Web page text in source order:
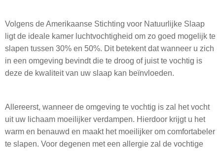
Volgens de Amerikaanse Stichting voor Natuurlijke Slaap
ligt de ideale kamer luchtvochtigheid om zo goed mogelijk te
slapen tussen 30% en 50%. Dit betekent dat wanneer u zich
in een omgeving bevindt die te droog of juist te vochtig is
deze de kwaliteit van uw slaap kan beïnvloeden.
Allereerst, wanneer de omgeving te vochtig is zal het vocht
uit uw lichaam moeilijker verdampen. Hierdoor krijgt u het
warm en benauwd en maakt het moeilijker om comfortabeler
te slapen. Voor degenen met een allergie zal de vochtige